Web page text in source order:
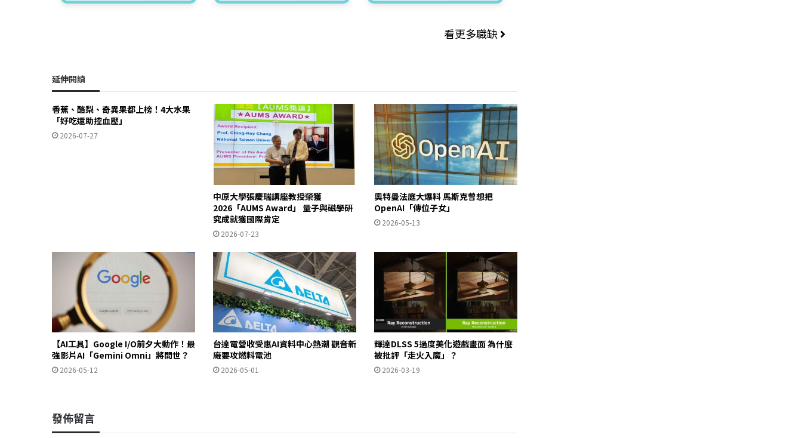
看更多職缺
延伸閱讀
香蕉、酪梨、奇異果都上榜！4大水果
「好吃還助控血壓」
2026-07-27
中原大學張慶瑞講座教授榮獲
2026「AUMS Award」 量子與磁學研
究成就獲國際肯定
2026-07-23
奧特曼法庭大爆料 馬斯克曾想把
OpenAI「傳位子女」
2026-05-13
【AI工具】Google I/O前夕大動作！最
強影片AI「Gemini Omni」將問世？
2026-05-12
台達電營收受惠AI資料中心熱潮 觀音新
廠要攻燃料電池
2026-05-01
輝達DLSS 5過度美化遊戲畫面 為什麼
被批評「走火入魔」？
2026-03-19
發佈留言